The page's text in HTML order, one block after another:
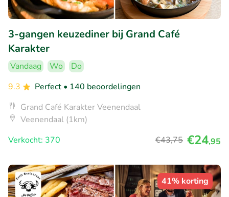
3-gangen keuzediner bij Grand Café
Karakter
Vandaag Wo
Do
9.3
Perfect • 140 beoordelingen
Grand Café Karakter Veenendaal
Veenendaal (1km)
Verkocht: 370
€43,75 €24,95
41% korting